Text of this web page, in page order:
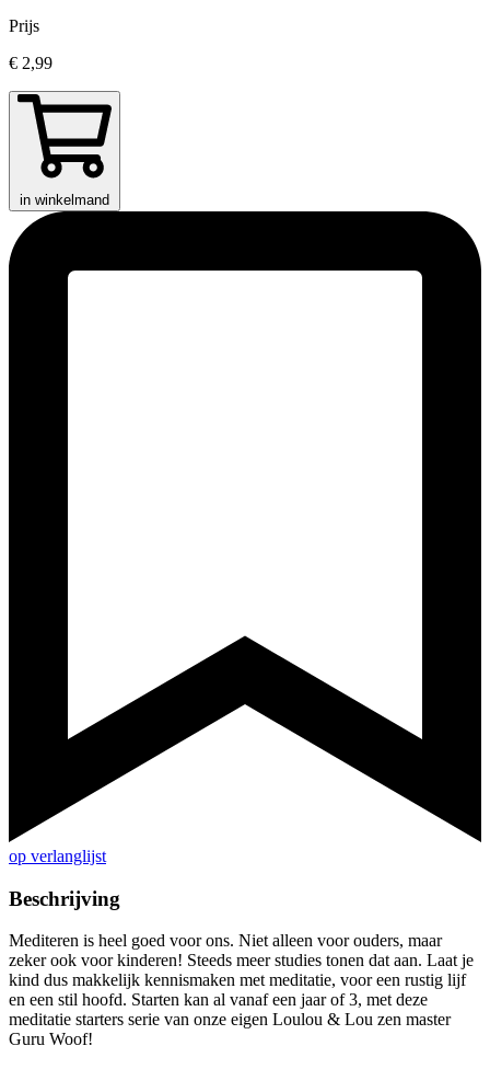
Prijs
€ 2,99
in winkelmand
op verlanglijst
Beschrijving
Mediteren is heel goed voor ons. Niet alleen voor ouders, maar
zeker ook voor kinderen! Steeds meer studies tonen dat aan. Laat je
kind dus makkelijk kennismaken met meditatie, voor een rustig lijf
en een stil hoofd. Starten kan al vanaf een jaar of 3, met deze
meditatie starters serie van onze eigen Loulou & Lou zen master
Guru Woof!